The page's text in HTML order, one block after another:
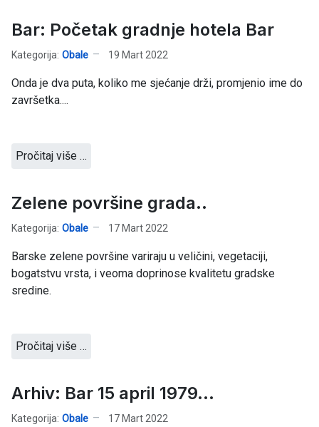
Bar: Početak gradnje hotela Bar
Kategorija: Obale 19 Mart 2022
Onda je dva puta, koliko me sjećanje drži, promjenio ime do
završetka....
Pročitaj više …
Zelene površine grada..
Kategorija: Obale 17 Mart 2022
Barske zelene površine variraju u veličini, vegetaciji,
bogatstvu vrsta, i veoma doprinose kvalitetu gradske
sredine.
Pročitaj više …
Arhiv: Bar 15 april 1979...
Kategorija: Obale 17 Mart 2022